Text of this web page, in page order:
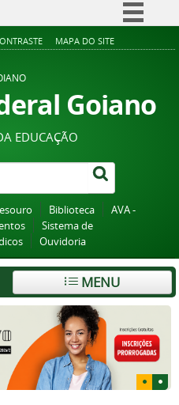
Simplifique!
Acesso à informação
Legislação
Canais
MAPA DO SITE
Goiano
EDUCAÇÃO
Biblioteca
AVA -
Sistema de
Ouvidoria
MENU